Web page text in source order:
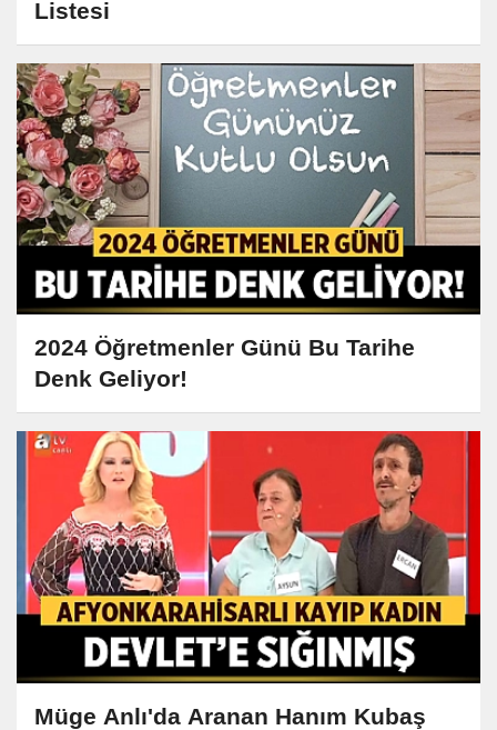
Listesi
2024 Öğretmenler Günü Bu Tarihe
Denk Geliyor!
Müge Anlı'da Aranan Hanım Kubaş